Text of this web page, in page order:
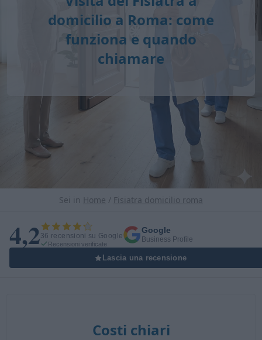
domicilio a Roma: come
funziona e quando
chiamare
Sei in Home / Fisiatra domicilio roma
4,236 recensioni su Google
Recensioni verificate
Google
Business Profile
Lascia una recensione
Costi chiari